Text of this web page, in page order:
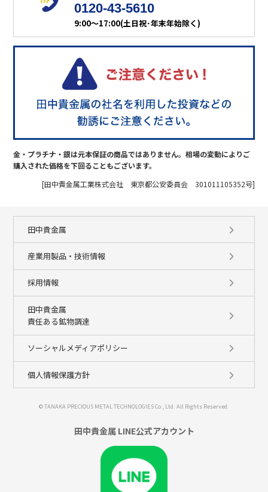
0120-43-5610
9:00～17:00(土日祝･年末年始除く)
金・プラチナ・銀は元本保証の商品ではありません。相場の変動によりご
購入された価格を下回ることもございます。
[田中貴金属工業株式会社 東京都公安委員会 301011105352号]
田中貴金属
産業用製品・技術情報
採用情報
田中貴金属
責任ある鉱物調達
ソーシャルメディアポリシー
個人情報保護方針
© TANAKA PRECIOUS METAL TECHNOLOGIES Co., Ltd. All Rights Reserved.
田中貴金属 LINE公式アカウント